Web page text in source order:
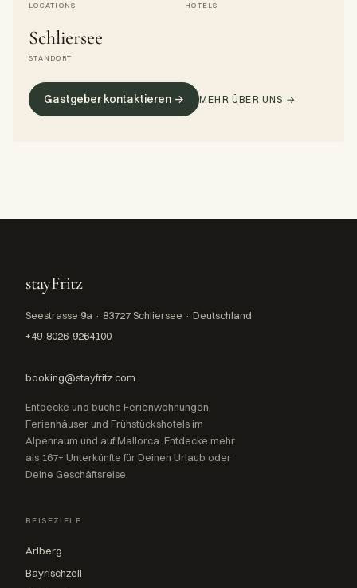
LOCATIONS HOTELS
Schliersee
STANDORT
Gastgeber kontaktieren → MEHR ÜBER UNS →
stayFritz
Seestrasse 9a · 83727 Schliersee · Deutschland
+49-8026-9264100
booking@stayfritz.com
Entdecke und buche Ferienwohnungen,
Ferienhäuser und Frühstückshotels im
Alpenraum und auf Mallorca. Entdecke mehr
als 167+ Unterkünfte für Deinen Urlaub oder
Deine Geschäftsreise.
REISEZIELE
Arlberg
Bayrischzell